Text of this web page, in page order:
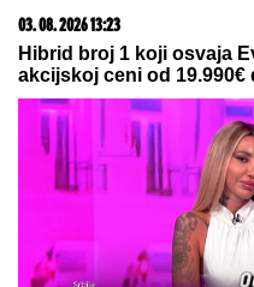
05. 08. 2026 06:45
Šta dete nasleđuje od
treba da znate o genetici